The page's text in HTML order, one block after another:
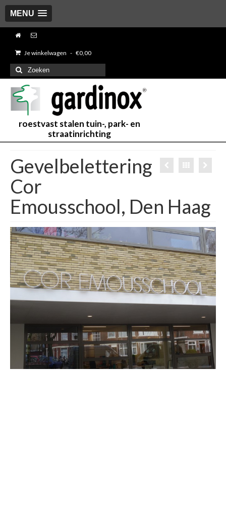
MENU
Je winkelwagen - €0,00
Zoeken
naar:
roestvast stalen tuin-, park- en
straatinrichting
Gevelbelettering
Cor
Emousschool, Den Haag